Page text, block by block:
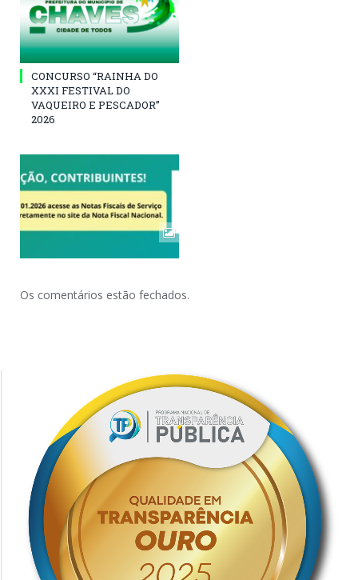
CONCURSO “RAINHA DO
XXXI FESTIVAL DO
VAQUEIRO E PESCADOR”
2026
Os comentários estão fechados.